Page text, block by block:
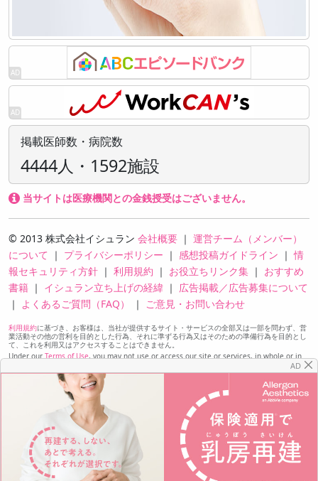
掲載医師数・病院数
4444人・1592施設
当サイトは医療機関との金銭授受はございません。
© 2013 株式会社イシュラン 会社概要 ｜ 運営チーム（メンバー）
について
｜ プライバシーポリシー ｜ 感想投稿ガイドライン ｜情
報セキュリティ方針 ｜ 利用規約 ｜ お役立ちリンク集 ｜ おすすめ
書籍 ｜ イシュラン立ち上げの経緯 ｜ 広告掲載／広告募集について
｜ よくあるご質問（FAQ） ｜ ご意見・お問い合わせ
利用規約に基づき、お客様は、当社が提供するサイト・サービスの全部又は一部を問わず、営
業活動その他の営利を目的とした行為、それに準ずる行為又はそのための準備行為を目的とし
て、これを利用又はアクセスすることはできません。
Under ourTerms of Use, you may not use or access our site or services, in whole or in
part, for the purpose of sales or other commercial activities, comparable activities, or
preparation for any of the foregoing.
AD